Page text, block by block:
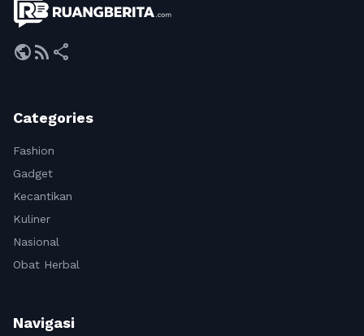
publicrss_feed share
Categories
Fashion
Gadget
Kecantikan
Kuliner
Nasional
Obat Herbal
Navigasi